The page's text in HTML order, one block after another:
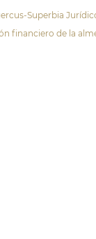
Superbia
financiero de la